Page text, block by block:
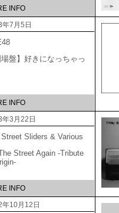
INFO
年7月5日
場盤】好きになっちゃっ
INFO
年3月22日
Sliders & Various
Street Again -Tribute
INFO
年10月12日